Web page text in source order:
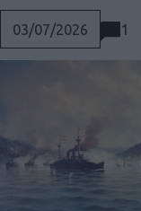
03/07/2026 1